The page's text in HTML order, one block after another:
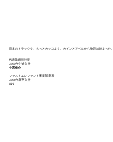
日本のトラックを、もっとカッコよく。カインとアベルから物語は始まった。
代表取締役社長
2003年中途入社
中西俊介
ファストエレファント事業部 部長
2006年新卒入社
A.N